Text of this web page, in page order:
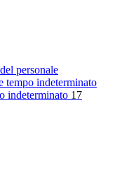
personale
tempo indeterminato
indeterminato 17